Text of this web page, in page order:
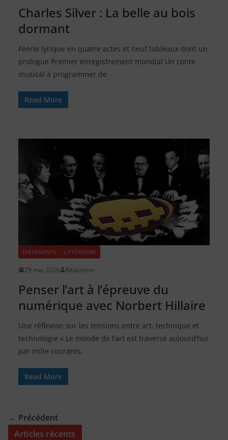
Charles Silver : La belle au bois
dormant
Féerie lyrique en quatre actes et neuf tableaux dont un
prologue Premier enregistrement mondial Un conte
musical à programmer de
Read More
EVÉNEMENTS LITTÉRATURE
29 mai 2026 Rédaction
Penser l’art à l’épreuve du
numérique avec Norbert Hillaire
Une réflexion sur les tensions entre art, technique et
technologie « Le monde de l’art est traversé aujourd’hui
par mille courants,
Read More
← Précédent
Articles récents